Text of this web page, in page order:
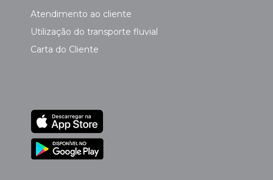
Atendimento ao cliente
Utilização do transporte fluvial
Carta do Cliente